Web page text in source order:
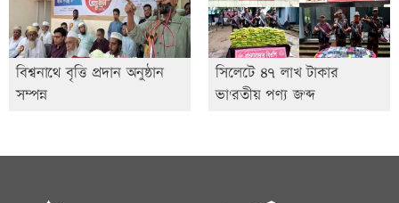
বিশ্বনাথে বৃত্তি প্রদান অনুষ্ঠান
সম্পন্ন
সিলেটে ৪৭ লাখ টাকার
ভা'রতীয় পণ্য জ'ব্দ